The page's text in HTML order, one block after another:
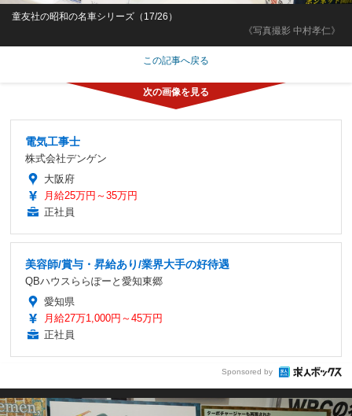
《写真撮影 中村孝仁》
童友社の昭和の名車シリーズ（17/26）
この記事へ戻る
電気工事士
株式会社デンゲン
大阪府
月給25万円～35万円
正社員
美容師/賞与・昇給あり/業界大手の好待遇
QBハウスららぽーと愛知東郷
愛知県
月給27万1,000円～45万円
正社員
Sponsored by